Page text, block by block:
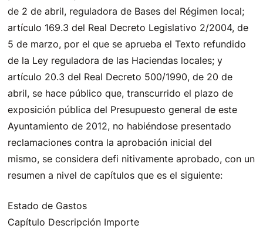
de 2 de abril, reguladora de Bases del Régimen local;
artículo 169.3 del Real Decreto Legislativo 2/2004, de
5 de marzo, por el que se aprueba el Texto refundido
de la Ley reguladora de las Haciendas locales; y
artículo 20.3 del Real Decreto 500/1990, de 20 de
abril, se hace público que, transcurrido el plazo de
exposición pública del Presupuesto general de este
Ayuntamiento de 2012, no habiéndose presentado
reclamaciones contra la aprobación inicial del
mismo, se considera defi nitivamente aprobado, con un
resumen a nivel de capítulos que es el siguiente:
Estado de Gastos
Capítulo Descripción Importe